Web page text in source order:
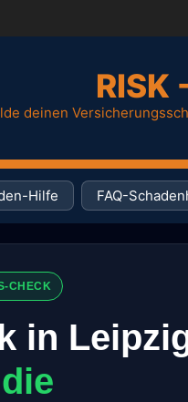
RISK
deinen
Hilfe FAQ-
CHECK
in